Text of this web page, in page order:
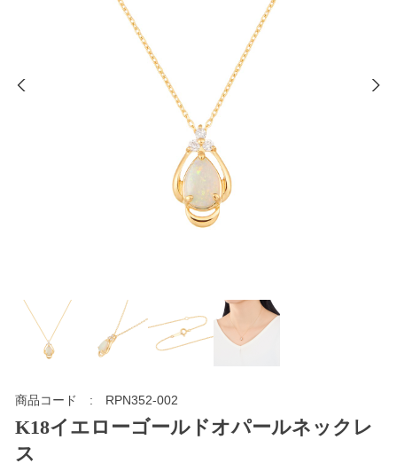
商品コード RPN352-002
K18イエローゴールドオパールネックレ
ス